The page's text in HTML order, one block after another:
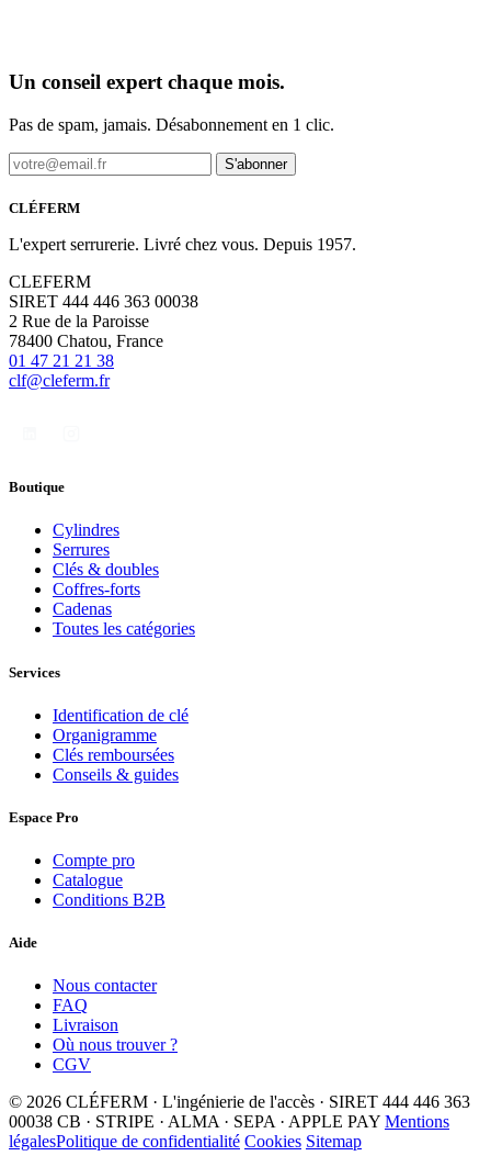
Un conseil expert chaque mois.
Pas de spam, jamais. Désabonnement en 1 clic.
S'abonner
CLÉFERM
L'expert serrurerie. Livré chez vous. Depuis 1957.
CLEFERM
SIRET 444 446 363 00038
2 Rue de la Paroisse
78400 Chatou, France
01 47 21 21 38
clf@cleferm.fr
Boutique
Cylindres
Serrures
Clés & doubles
Coffres-forts
Cadenas
Toutes les catégories
Services
Identification de clé
Organigramme
Clés remboursées
Conseils & guides
Espace Pro
Compte pro
Catalogue
Conditions B2B
Aide
Nous contacter
FAQ
Livraison
Où nous trouver ?
CGV
© 2026 CLÉFERM · L'ingénierie de l'accès · SIRET 444 446 363
00038 CB · STRIPE · ALMA · SEPA · APPLE PAY Mentions
légalesPolitique de confidentialité Cookies Sitemap